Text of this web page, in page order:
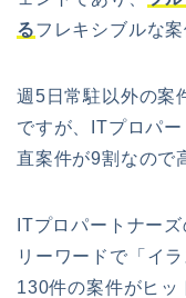
るフレキシブルな
週5日常駐以外の案
ですが、ITプロパ
直案件が9割なので
ITプロパートナー
リーワードで「イ
130件の案件がヒッ